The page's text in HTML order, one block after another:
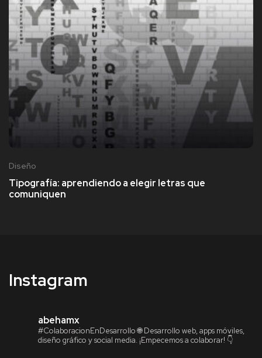
Diseño
Tipografía: aprendiendo a elegir letras que
comuniquen
Instagram
abehamx
#ColaboracionEnDesarrollo🌐 Desarrollo web, apps móviles,
diseño gráfico y social media. ¡Empecemos a colaborar! 👇